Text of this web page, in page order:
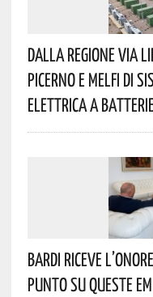
Dalla Regione Via
Picerno E Melfi Di
Elettrica A
Bardi Riceve
Punto Su Queste